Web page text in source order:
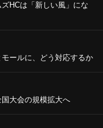
HCは「新しい風」にな
モールに、どう対応するか
大会の規模拡大へ